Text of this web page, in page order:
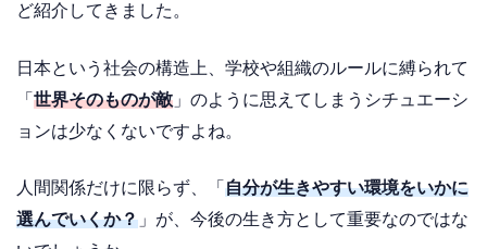
ど紹介してきました。
日本という社会の構造上、学校や組織のルールに縛られて
「 世界そのものが敵 」のように思えてしまうシチュエーシ
ョンは少なくないですよね。
人間関係だけに限らず、「 自分が生きやすい環境をいかに
選んでいくか？ 」が、今後の生き方として重要なのではな